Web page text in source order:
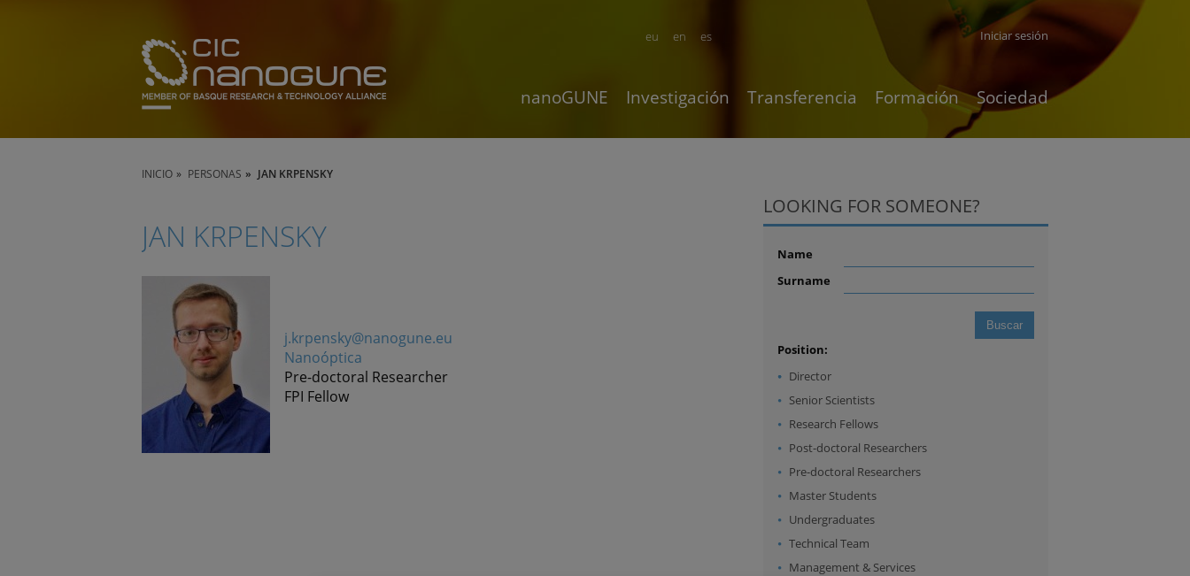
en es
eu Iniciar sesión
nanoGUNE Investigación Transferencia Formación Sociedad
INICIO PERSONAS JAN KRPENSKY
JAN KRPENSKY
j.krpensky@nanogune.eu
Nanoóptica
Pre-doctoral Researcher
FPI Fellow
LOOKING FOR SOMEONE?
Name
Surname
Position:
Director
Senior Scientists
Research Fellows
Post-doctoral Researchers
Pre-doctoral Researchers
Master Students
Undergraduates
Technical Team
Management & Services